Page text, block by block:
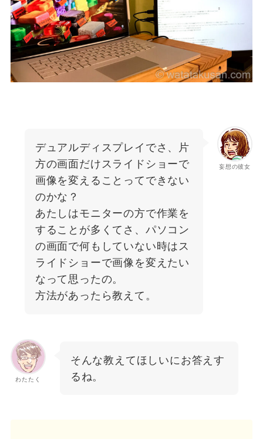
妄想の彼女
デュアルディスプレイでさ、片
方の画面だけスライドショーで
画像を変えることってできない
のかな？
あたしはモニターの方で作業を
することが多くてさ、パソコン
の画面で何もしていない時はス
ライドショーで画像を変えたい
なって思ったの。
方法があったら教えて。
わたたく
そんな教えてほしいにお答えす
るね。